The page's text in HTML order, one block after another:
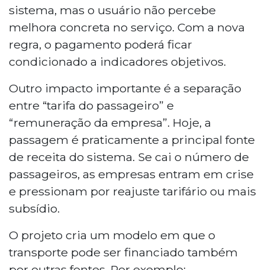
sistema, mas o usuário não percebe
melhora concreta no serviço. Com a nova
regra, o pagamento poderá ficar
condicionado a indicadores objetivos.
Outro impacto importante é a separação
entre “tarifa do passageiro” e
“remuneração da empresa”. Hoje, a
passagem é praticamente a principal fonte
de receita do sistema. Se cai o número de
passageiros, as empresas entram em crise
e pressionam por reajuste tarifário ou mais
subsídio.
O projeto cria um modelo em que o
transporte pode ser financiado também